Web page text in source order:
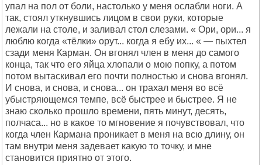
упал на пол от боли, настолько у меня ослабли ноги. А
так, стоял уткнувшись лицом в свои руки, которые
лежали на столе, и заливал стол слезами. « Ори, ори... я
люблю когда «тёлки» орут... когда я ебу их... « — пыхтел
сзади меня Карман. Он вгонял член в меня до самого
конца, так что его яйца хлопали о мою попку, а потом
потом вытаскивал его почти полностью и снова вгонял.
И снова, и снова, и снова... он трахал меня во всё
убыстряющемся темпе, всё быстрее и быстрее. Я не
знаю сколько прошло времени, пять минут, десять,
полчаса... но в какое то мгновение я почувствовал, что
когда член Кармана проникает в меня на всю длину, он
там внутри меня задевает какую то точку, и мне
становится приятно от этого.